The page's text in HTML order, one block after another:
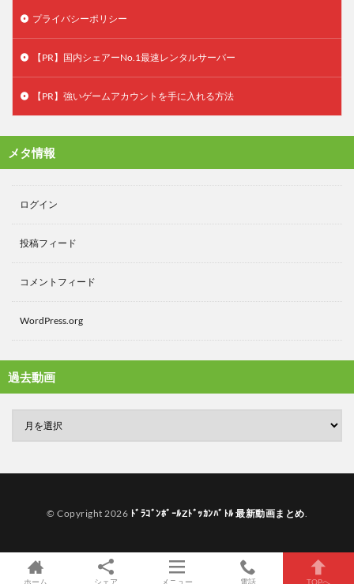
プライバシーポリシー
【PR】国内シェアーNo.1最速レンタルサーバー
【PR】強いゲームアカウントを手に入れる方法
メタ情報
ログイン
投稿フィード
コメントフィード
WordPress.org
過去動画
© Copyright 2026 ﾄﾞﾗｺﾞﾝﾎﾞｰﾙZﾄﾞｯｶﾝﾊﾞﾄﾙ 最新動画まとめ
ホーム シェア メニュー 電話 TOPへ